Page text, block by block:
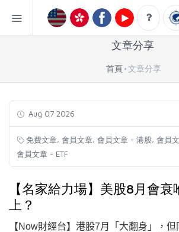
文章分享
首頁 文章分享
Aug 07 2026
免費文章, 會員文章, 會員文章 - 港股, 會員
會員文章 - ETF
【名家給力場】美股8月會
上？
【Now財經台】港股7月「大翻身」，